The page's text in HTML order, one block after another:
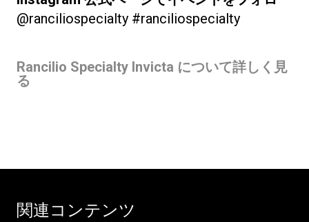
@ranciliospecialty #ranciliospecialty
Rancilio Specialty Invicta について詳しく見
る
関連コンテンツ